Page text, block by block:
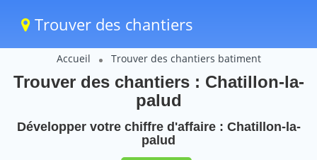
Trouver des chantiers
Accueil Trouver des chantiers batiment
Trouver des chantiers : Chatillon-la-
palud
Développer votre chiffre d'affaire : Chatillon-la-
palud